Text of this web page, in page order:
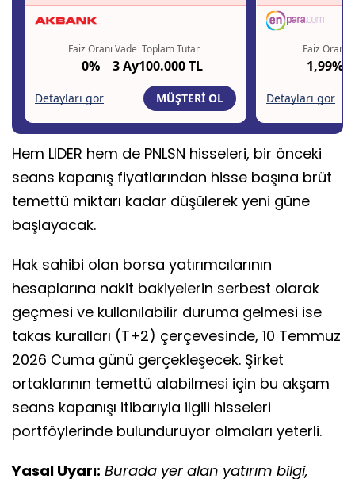
Hem LIDER hem de PNLSN hisseleri, bir önceki
seans kapanış fiyatlarından hisse başına brüt
temettü miktarı kadar düşülerek yeni güne
başlayacak.
Hak sahibi olan borsa yatırımcılarının
hesaplarına nakit bakiyelerin serbest olarak
geçmesi ve kullanılabilir duruma gelmesi ise
takas kuralları (T+2) çerçevesinde, 10 Temmuz
2026 Cuma günü gerçekleşecek. Şirket
ortaklarının temettü alabilmesi için bu akşam
seans kapanışı itibarıyla ilgili hisseleri
portföylerinde bulunduruyor olmaları yeterli.
Yasal Uyarı: Burada yer alan yatırım bilgi,